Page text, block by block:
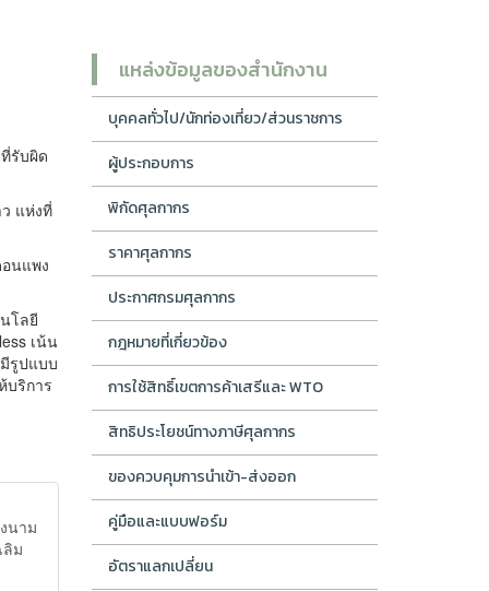
รับผิด
แห่งที่
นแพง
โลยี
เน้น
รูปแบบ
บริการ
นาม
ม
แหล่งข้อมูลของสำนักงาน
บุคคลทั่วไป/นักท่องเที่ยว/ส่วนราชการ
ผู้ประกอบการ
พิกัดศุลกากร
ราคาศุลกากร
ประกาศกรมศุลกากร
กฎหมายที่เกี่ยวข้อง
การใช้สิทธิ์เขตการค้าเสรีและ WTO
สิทธิประโยชน์ทางภาษีศุลกากร
ของควบคุมการนำเข้า-ส่งออก
คู่มือและแบบฟอร์ม
อัตราแลกเปลี่ยน